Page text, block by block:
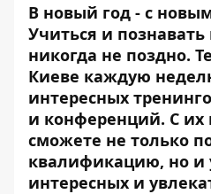
В новый год - с
Учиться и познавать
никогда не поздно.
Киеве каждую
интересных
и конференций. С
сможете не только
квалификацию, но и
интересных и